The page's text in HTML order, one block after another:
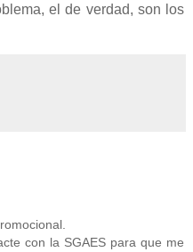
el de verdad, son los
con la SGAES para que me